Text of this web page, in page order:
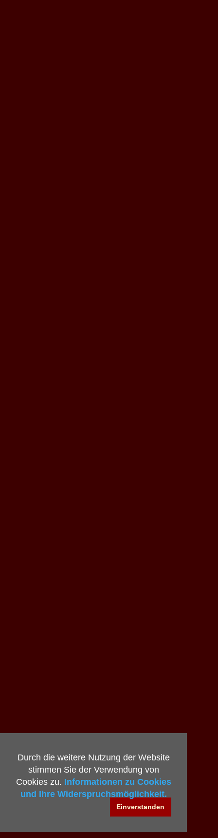
Durch die weitere Nutzung der Website
stimmen Sie der Verwendung von
Cookies zu. Informationen zu Cookies
und Ihre Widerspruchsmöglichkeit.
Einverstanden